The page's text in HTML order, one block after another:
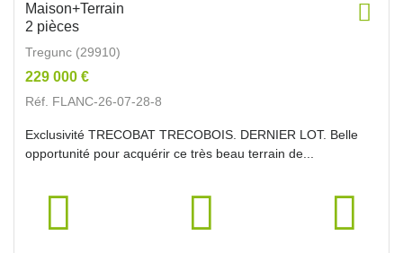
Maison+Terrain
2 pièces
Tregunc (29910)
229 000 €
Réf. FLANC-26-07-28-8
Exclusivité TRECOBAT TRECOBOIS. DERNIER LOT. Belle
opportunité pour acquérir ce très beau terrain de...